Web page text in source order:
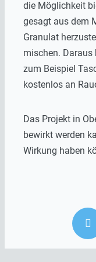
die Möglichkeit
gesagt aus dem
Granulat
mischen. Daraus
zum Beispiel
kostenlos an
Das Projekt in
bewirkt werden
Wirkung haben